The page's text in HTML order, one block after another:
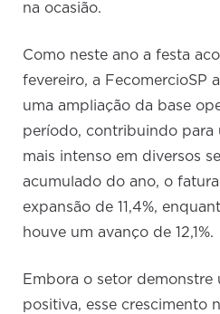
na ocasião.
Como neste ano a festa
fevereiro, a FecomercioSP
uma ampliação da base
período, contribuindo para
mais intenso em diversos
acumulado do ano, o
expansão de 11,4%,
houve um avanço de 12,1%.
Embora o setor demonstre
positiva, esse crescimento